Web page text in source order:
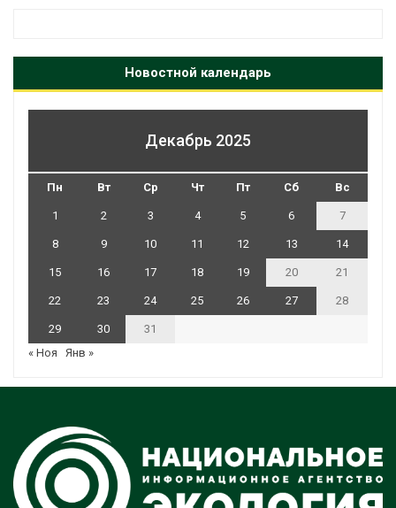
Новостной календарь
Декабрь 2025
Пн Вт Ср Чт Пт Сб Вс
1 2 3 4 5 6 7
8 9 10 11 12 13 14
15 16 17 18 19 20 21
22 23 24 25 26 27 28
29 30
31
« Ноя
Янв »